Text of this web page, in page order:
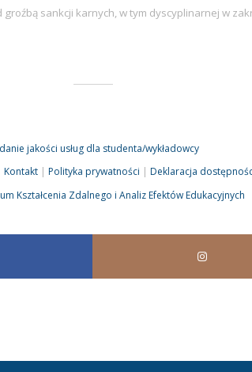
sankcji karnych, w tym dyscyplinarnej w
jakości usług dla studenta/wykładowcy
Kontakt |Polityka prywatności |Deklaracja
Kształcenia Zdalnego i Analiz Efektów Edukacyjnych